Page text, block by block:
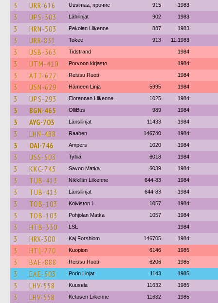
3 URR-616 Uusimaa, прочие 915 1983
3 UPS-303 Lähilinjat 902 1983
3 HRN-503 Pekolan Liikenne 887 1983
3 URR-831 Tokee 913 11.1983
3 USB-363 Tidstrand 1984
3 UTM-410 Porvoon kirjasto 1984
3 ATT-622 Reissu Ruoti 1984
3 USN-629 Hämeen Linja 5995 1984
3 UPS-293 Elorannan Liikenne 1025 1984
3 BGN-465 OlliBus 989 1984
3 AYG-703 Länsilinjat 11433 1984
3 LHN-488 Raahen 146740 1984
3 OAI-746 Ampers 1020 1984
3 USS-503 Tyllilä 6018 1984
3 KKC-745 Savon Matka 6039 1984
3 TUB-413 Nikkilän Liikenne 644-83 1984
3 TUB-413 Länsilinjat 644-83 1984
3 TOB-103 Koiviston L 1057 1984
3 TOB-103 Pohjolan Matka 1057 1984
3 HTB-330 LSL 1984
3 HRX-300 Kaj Forsblom 146705 1984
3 HTL-770 Kuopion 6146 1985
3 BAE-888 Reissu Ruoti 6206 1985
3 EAE-503 Porin Linjat 1143 1985
3 LHV-558 Kuusela 11632 1985
3 LHV-558 Ketosen Liikenne 11632 1985